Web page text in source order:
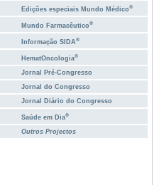
Edições especiais Mundo Médico®
Mundo Farmacêutico®
Informação SIDA®
HematOncologia®
Jornal Pré-Congresso
Jornal do Congresso
Jornal Diário do Congresso
Saúde em Dia®
Outros Projectos